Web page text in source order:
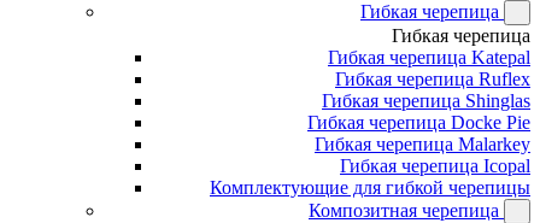
Гибкая черепица
Гибкая черепица
Гибкая черепица Katepal
Гибкая черепица Ruflex
Гибкая черепица Shinglas
Гибкая черепица Docke Pie
Гибкая черепица Malarkey
Гибкая черепица Icopal
Комплектующие для гибкой черепицы
Композитная черепица